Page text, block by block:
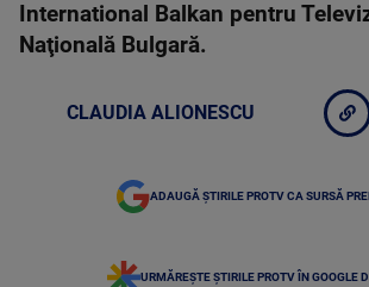
International Balkan pentru
Naţională Bulgară.
CLAUDIA ALIONESCU
ADAUGĂ ȘTIRILE PROTV CA SURSĂ
URMĂREȘTE ȘTIRILE PROTV ÎN GOOGLE